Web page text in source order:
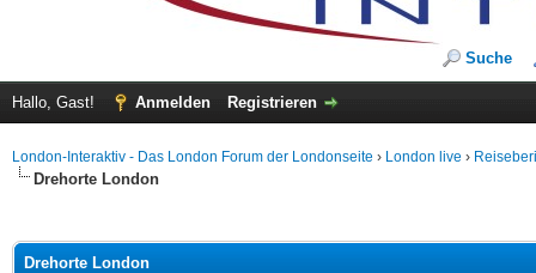
Suche
Hallo, Gast! Anmelden Registrieren
London-Interaktiv - Das London Forum der Londonseite › London live ›
Drehorte London
Drehorte London